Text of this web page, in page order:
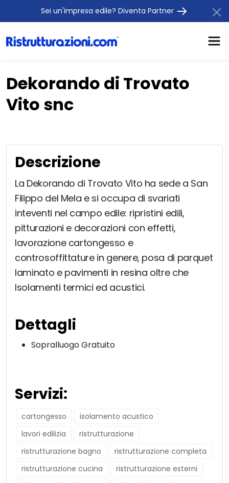
Sei un'impresa edile? Diventa Partner
Dekorando di Trovato
Vito snc
Descrizione
La Dekorando di Trovato Vito ha sede a San
Filippo del Mela e si occupa di svariati
inteventi nel campo edile: ripristini edili,
pitturazioni e decorazioni con effetti,
lavorazione cartongesso e
controsoffittature in genere, posa di parquet
laminato e pavimenti in resina oltre che
Isolamenti termici ed acustici.
Dettagli
Sopralluogo Gratuito
Servizi:
cartongesso
isolamento acustico
lavori edilizia
ristrutturazione
ristrutturazione bagno
ristrutturazione completa
ristrutturazione cucina
ristrutturazione esterni